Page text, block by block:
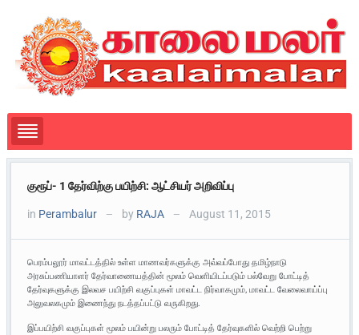
குரூப்- 1 தேர்விற்கு பயிற்சி: ஆட்சியர் அறிவிப்பு
in Perambalur — by RAJA — August 11, 2015
பெரம்பலூர் மாவட்டத்தில் உள்ள மாணவர்களுக்கு அவ்வப்போது தமிழ்நாடு
அரசுப்பணியாளர் தேர்வாணையத்தின் மூலம் வெளியிடப்படும் பல்வேறு போட்டித்
தேர்வுகளுக்கு இலவச பயிற்சி வகுப்புகள் மாவட்ட நிர்வாகமும், மாவட்ட வேலைவாய்ப்பு
அலுவலகமும் இணைந்து நடத்தப்பட்டு வருகிறது.
இப்பயிற்சி வகுப்புகள் மூலம் பயின்று பலரும் போட்டித் தேர்வுகளில் வெற்றி பெற்று